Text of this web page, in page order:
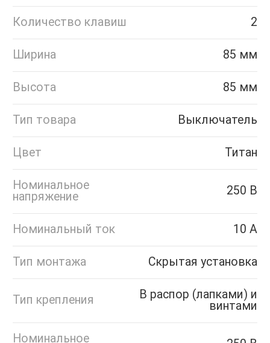
Количество клавиш 2
Ширина 85 мм
Высота 85 мм
Тип товара Выключатель
Цвет Титан
Номинальное
напряжение
250 В
Номинальный ток 10 А
Тип монтажа Скрытая установка
Тип крепления
В распор (лапками) и
винтами
Номинальное